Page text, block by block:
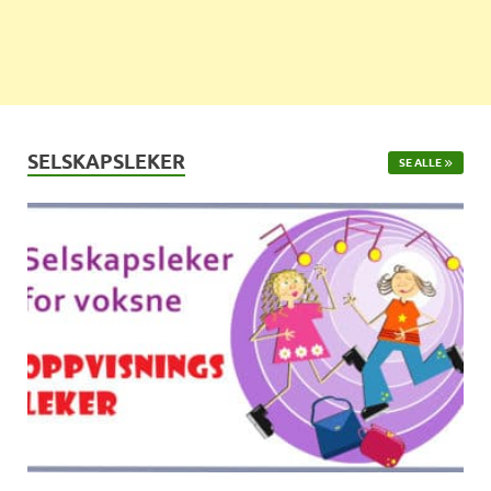
SELSKAPSLEKER SE ALLE